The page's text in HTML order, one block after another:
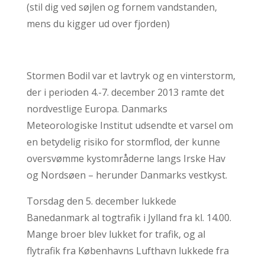
(stil dig ved søjlen og fornem vandstanden,
mens du kigger ud over fjorden)
Stormen Bodil var et lavtryk og en vinterstorm,
der i perioden 4.-7. december 2013 ramte det
nordvestlige Europa. Danmarks
Meteorologiske Institut udsendte et varsel om
en betydelig risiko for stormflod, der kunne
oversvømme kystområderne langs Irske Hav
og Nordsøen – herunder Danmarks vestkyst.
Torsdag den 5. december lukkede
Banedanmark al togtrafik i Jylland fra kl. 14.00.
Mange broer blev lukket for trafik, og al
flytrafik fra Københavns Lufthavn lukkede fra